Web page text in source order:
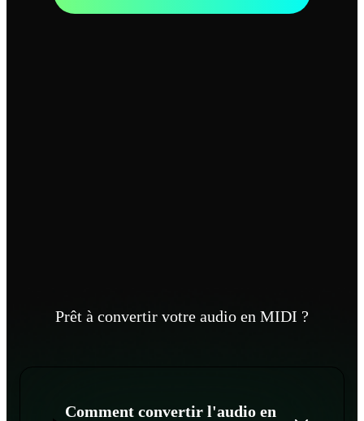
Prêt à convertir votre audio en MIDI ?
Comment convertir l'audio en